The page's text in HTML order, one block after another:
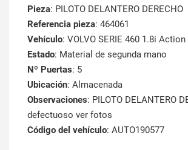
Pieza: PILOTO DELANTERO DERECHO
Referencia pieza: 464061
Vehículo: VOLVO SERIE 460 1.8i
Estado: Material de segunda mano
Nº Puertas: 5
Ubicación: Almacenada
Observaciones: PILOTO DELANTERO
defectuoso ver fotos
Código del vehículo: AUTO190577